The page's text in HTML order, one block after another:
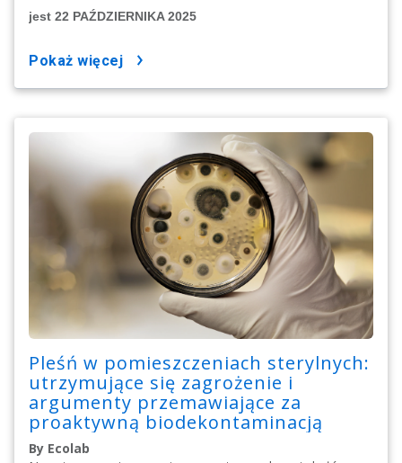
jest 22 PAŹDZIERNIKA 2025
pokaż więcej
Pleśń w pomieszczeniach sterylnych:
utrzymujące się zagrożenie i
argumenty przemawiające za
proaktywną biodekontaminacją
By Ecolab